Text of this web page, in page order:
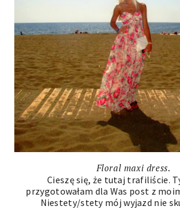
Floral maxi dress.
Cieszę się, że tutaj trafiliście.
przygotowałam dla Was post z
Niestety/stety mój wyjazd nie